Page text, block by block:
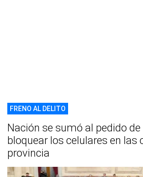
FRENO AL DELITO
Nación se sumó al pedido
bloquear los celulares en las
provincia